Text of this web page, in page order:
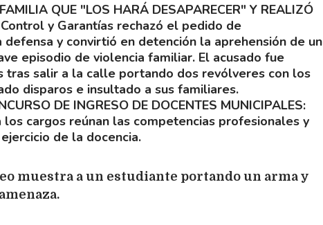
QUE "LOS HARÁ DESAPARECER" Y REALIZÓ
y Garantías rechazó el pedido de
y convirtió en detención la aprehensión de un
episodio de violencia familiar. El acusado fue
tras salir a la calle portando dos revólveres con los
disparos e insultado a sus familiares.
DE INGRESO DE DOCENTES MUNICIPALES
los cargos reúnan las competencias profesionales y
de la docencia.
muestra a un estudiante portando un arma y